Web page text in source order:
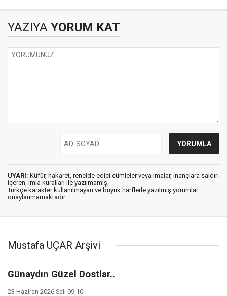
YAZIYA YORUM KAT
UYARI: Küfür, hakaret, rencide edici cümleler veya imalar, inançlara saldırı
içeren, imla kuralları ile yazılmamış,
Türkçe karakter kullanılmayan ve büyük harflerle yazılmış yorumlar
onaylanmamaktadır.
Mustafa UÇAR Arşivi
Günaydın Güzel Dostlar..
23 Haziran 2026 Salı 09:10